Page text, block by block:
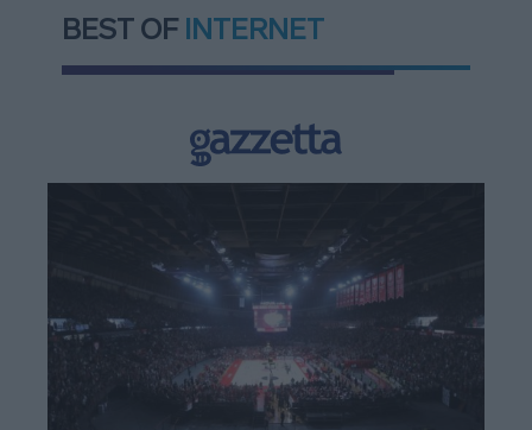
BEST OF INTERNET